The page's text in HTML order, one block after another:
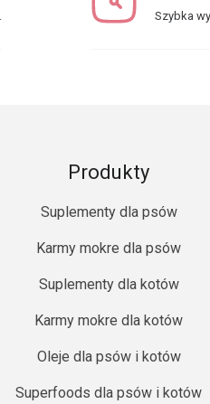
Szybka
Produkty
Suplementy dla psów
Karmy mokre dla psów
Suplementy dla kotów
Karmy mokre dla kotów
Oleje dla psów i kotów
Superfoods dla psów i kotów